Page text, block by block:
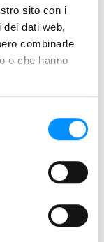
sito con i
dati web,
combinarle
o che hanno